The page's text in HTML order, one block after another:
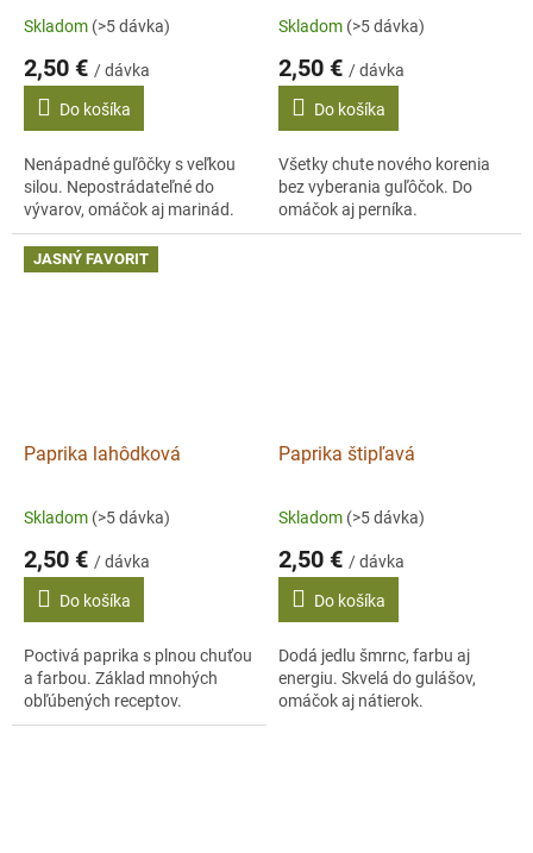
Skladom (>5 dávka)
2,50 € / dávka
Do košíka
Nenápadné guľôčky s veľkou
silou. Nepostrádateľné do
vývarov, omáčok aj marinád.
Skladom (>5 dávka)
2,50 € / dávka
Do košíka
Všetky chute nového korenia
bez vyberania guľôčok. Do
omáčok aj perníka.
JASNÝ FAVORIT
Paprika lahôdková
Skladom (>5 dávka)
2,50 € / dávka
Do košíka
Poctivá paprika s plnou chuťou
a farbou. Základ mnohých
obľúbených receptov.
Paprika štipľavá
Skladom (>5 dávka)
2,50 € / dávka
Do košíka
Dodá jedlu šmrnc, farbu aj
energiu. Skvelá do gulášov,
omáčok aj nátierok.